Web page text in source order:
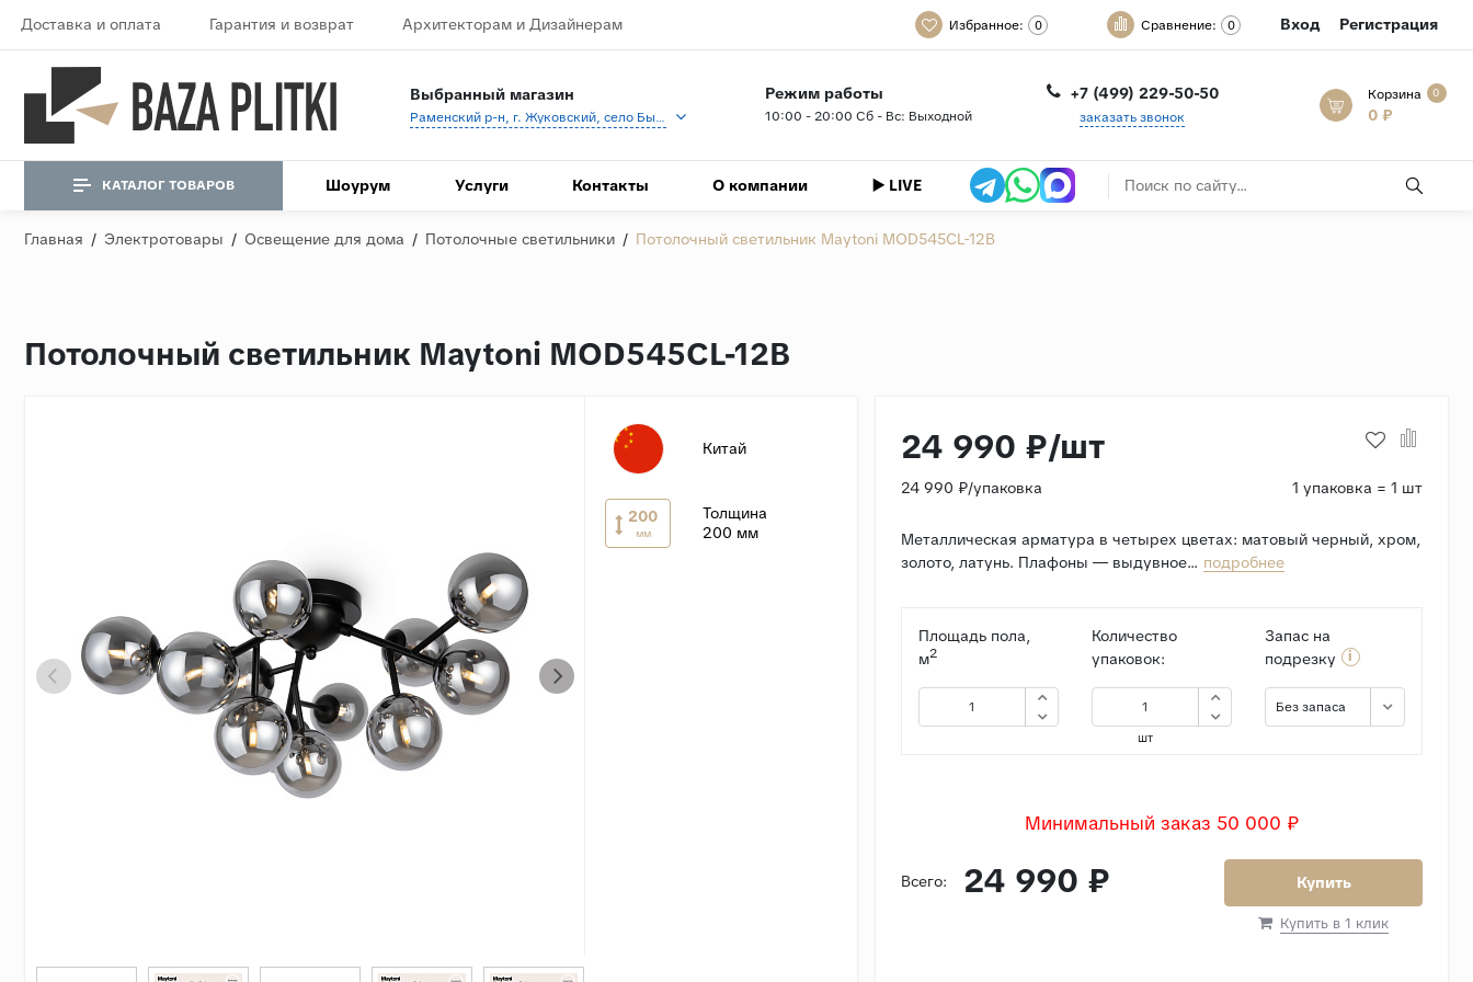
Доставка и оплата Гарантия и возврат Архитекторам и Дизайнерам Избранное: 0 Сравнение: 0 Вход Регистрация
Выбранный магазин
Раменский р-н, г. Жуковский, село Быково, кп Спартак, Береговая ул., 1
Режим работы
10:00 - 20:00 Сб - Вс: Выходной
+7 (499) 229-50-50
заказать звонок
Корзина 0
0 ₽
КАТАЛОГ ТОВАРОВ Шоурум Услуги Контакты О компании ▶️ LIVE
Главная / Электротовары / Освещение для дома / Потолочные светильники / Потолочный светильник Maytoni MOD545CL-12B
Потолочный светильник Maytoni MOD545CL-12B
Китай
200
мм
Толщина
200 мм
24 990 ₽/шт
24 990 ₽/упаковка 1 упаковка = 1 шт
Металлическая арматура в четырех цветах: матовый черный, хром,
золото, латунь. Плафоны — выдувное... подробнее
Площадь пола,
м2
Количество
упаковок:
шт
Запас на
подрезку
i
Без запаса
Минимальный заказ 50 000 ₽
Всего: 24 990 ₽ Купить
Купить в 1 клик